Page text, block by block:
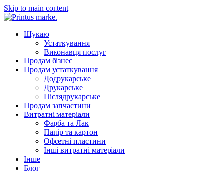
Skip to main content
Шукаю
Устаткування
Виконавця послуг
Продам бізнес
Продам устаткування
Додрукарське
Друкарське
Післядрукарське
Продам запчастини
Витратні матеріали
Фарба та Лак
Папір та картон
Офсетні пластини
Інші витратні матеріали
Інше
Блог